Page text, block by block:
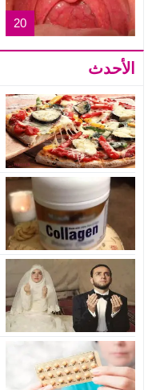
20
الأحدث